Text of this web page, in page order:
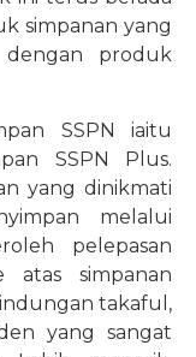
simpanan yang
produk
SSPN iaitu
SSPN Plus.
yang dinikmati
melalui
pelepasan
atas simpanan
takaful,
yang sangat